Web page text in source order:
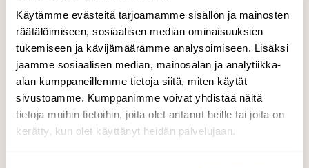
Käytämme evästeitä tarjoamamme sisällön ja mainosten
räätälöimiseen, sosiaalisen median ominaisuuksien
tukemiseen ja kävijämäärämme analysoimiseen. Lisäksi
jaamme sosiaalisen median, mainosalan ja analytiikka-
alan kumppaneillemme tietoja siitä, miten käytät
sivustoamme. Kumppanimme voivat yhdistää näitä
tietoja muihin tietoihin, joita olet antanut heille tai joita on
kerätty, kun olet käyttänyt heidän palvelujaan.
Mato narussa
Metsäreissuna varrella oli useita toukkia
roikkumassa seitin varassa kuusien oksilta.
Valokuvaaja: Antti Toivanen, Lappeenranta
28.09.2019